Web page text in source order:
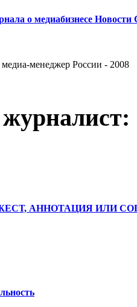
о медиабизнесе
менеджер России - 2008
АННОТАЦИЯ ИЛИ